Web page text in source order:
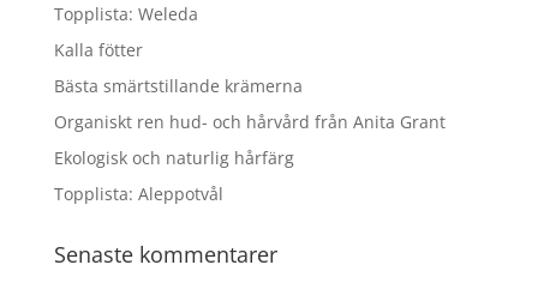
Topplista: Weleda
Kalla fötter
Bästa smärtstillande krämerna
Organiskt ren hud- och hårvård från Anita Grant
Ekologisk och naturlig hårfärg
Topplista: Aleppotvål
Senaste kommentarer